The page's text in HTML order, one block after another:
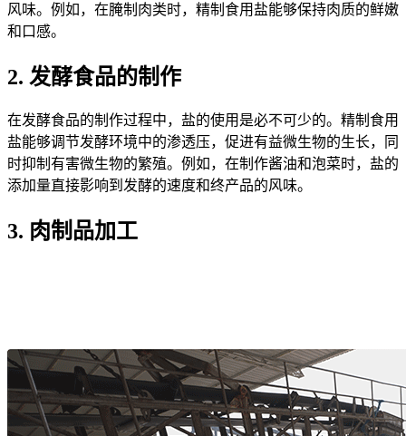
风味。例如，在腌制肉类时，精制食用盐能够保持肉质的鲜嫩
和口感。
2. 发酵食品的制作
在发酵食品的制作过程中，盐的使用是必不可少的。精制食用
盐能够调节发酵环境中的渗透压，促进有益微生物的生长，同
时抑制有害微生物的繁殖。例如，在制作酱油和泡菜时，盐的
添加量直接影响到发酵的速度和终产品的风味。
3. 肉制品加工